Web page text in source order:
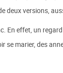
deux versions,
En effet, un
se marier, des